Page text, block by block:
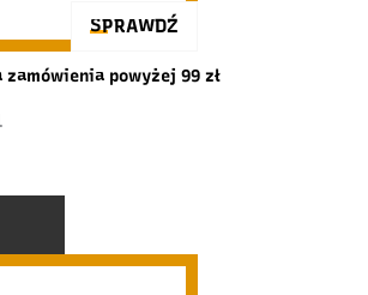
SPRAWDŹ
zamówienia powyżej 99 zł